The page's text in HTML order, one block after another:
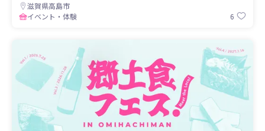
滋賀県高島市
イベント・体験
6